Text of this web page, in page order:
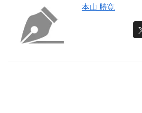
本山 勝寛